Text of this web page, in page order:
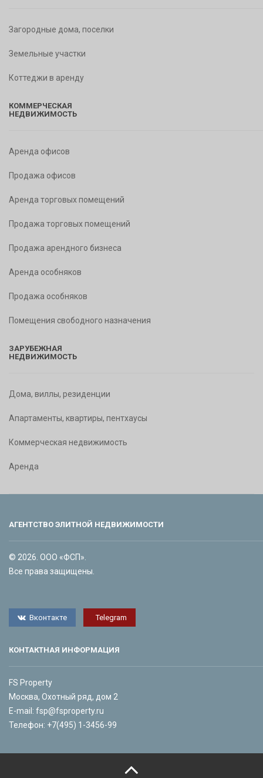
Загородные дома, поселки
Земельные участки
Коттеджи в аренду
КОММЕРЧЕСКАЯ
НЕДВИЖИМОСТЬ
Аренда офисов
Продажа офисов
Аренда торговых помещений
Продажа торговых помещений
Продажа арендного бизнеса
Аренда особняков
Продажа особняков
Помещения свободного назначения
ЗАРУБЕЖНАЯ
НЕДВИЖИМОСТЬ
Дома, виллы, резиденции
Апартаменты, квартиры, пентхаусы
Коммерческая недвижимость
Аренда
АГЕНТСТВО ЭЛИТНОЙ НЕДВИЖИМОСТИ
© 2026. ООО «ФСП».
Все права защищены.
Вконтакте Telegram
КОНТАКТНАЯ ИНФОРМАЦИЯ
FS Property
Москва, Охотный ряд, дом 2
E-mail: fsp@fsproperty.ru
Телефон: +7(495) 1-3456-99